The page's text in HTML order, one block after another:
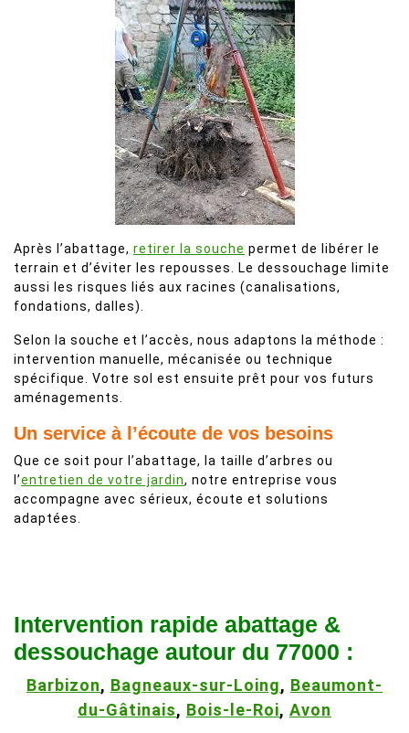
Après l’abattage, retirer la souche permet de libérer le
terrain et d’éviter les repousses. Le dessouchage limite
aussi les risques liés aux racines (canalisations,
fondations, dalles).
Selon la souche et l’accès, nous adaptons la méthode :
intervention manuelle, mécanisée ou technique
spécifique. Votre sol est ensuite prêt pour vos futurs
aménagements.
Un service à l’écoute de vos besoins
Que ce soit pour l’abattage, la taille d’arbres ou
l’entretien de votre jardin, notre entreprise vous
accompagne avec sérieux, écoute et solutions
adaptées.
Intervention rapide abattage &
dessouchage autour du 77000 :
Barbizon, Bagneaux-sur-Loing, Beaumont-
du-Gâtinais, Bois-le-Roi, Avon